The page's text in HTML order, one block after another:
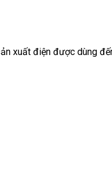
xuất điện được dùng